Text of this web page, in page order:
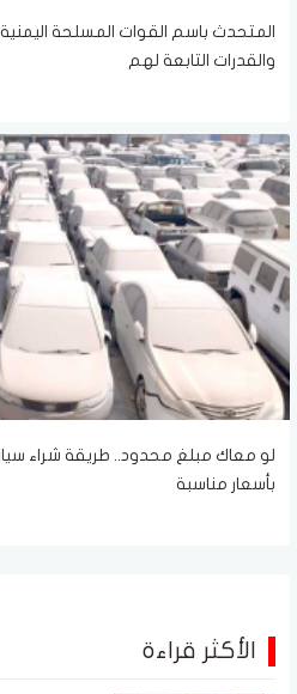
المتحدث باسم القوات المسلحة
والقدرات التابعة لهم
لو معاك مبلغ محدود.. طريقة شراء
بأسعار مناسبة
الأكثر قراءة